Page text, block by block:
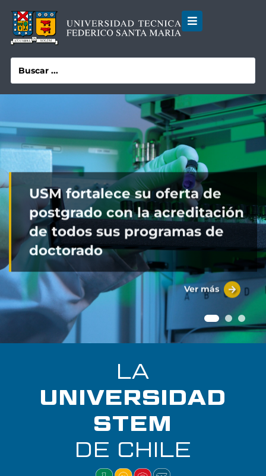
USM fortalece su oferta de
postgrado con la acreditación
de todos sus programas de
doctorado
Ver más
LA
UNIVERSIDAD
STEM
DE CHILE